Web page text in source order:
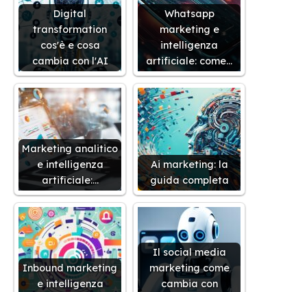
Digital
transformation
cos'è e cosa
cambia con l'AI
Whatsapp
marketing e
intelligenza
artificiale: come…
Marketing analitico
e intelligenza
artificiale:…
Ai marketing: la
guida completa
Inbound marketing
e intelligenza
Il social media
marketing come
cambia con